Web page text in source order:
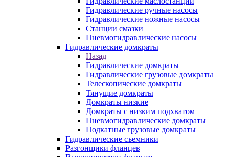
Гидравлические ручные насосы
Гидравлические ножные насосы
Станции смазки
Пневмогидравлические насосы
Гидравлические домкраты
Назад
Гидравлические домкраты
Гидравлические грузовые домкраты
Телескопические домкраты
Тянущие домкраты
Домкраты низкие
Домкраты с низким подхватом
Пневмогидравлические домкраты
Подкатные грузовые домкраты
Гидравлические съемники
Разгонщики фланцев